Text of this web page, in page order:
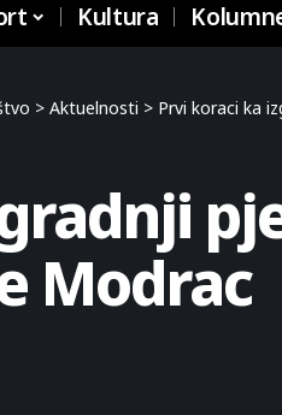
Kultura
> Aktuelnosti > Prvi koraci ka
Modrac